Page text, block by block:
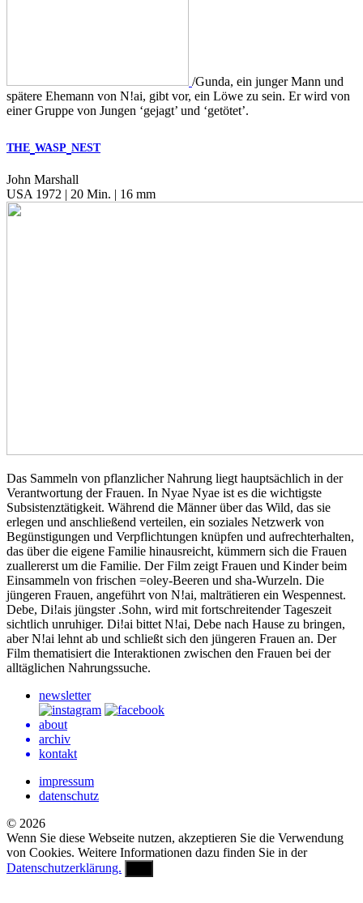
/Gunda, ein junger Mann und
spätere Ehemann von N!ai, gibt vor, ein Löwe zu sein. Er wird von
einer Gruppe von Jungen ‘gejagt’ und ‘getötet’.
THE WASP NEST
John Marshall
USA 1972 | 20 Min. | 16 mm
Das Sammeln von pflanzlicher Nahrung liegt hauptsächlich in der
Verantwortung der Frauen. In Nyae Nyae ist es die wichtigste
Subsistenztätigkeit. Während die Männer über das Wild, das sie
erlegen und anschließend verteilen, ein soziales Netzwerk von
Begünstigungen und Verpflichtungen knüpfen und aufrechterhalten,
das über die eigene Familie hinausreicht, kümmern sich die Frauen
zuallererst um die Familie. Der Film zeigt Frauen und Kinder beim
Einsammeln von frischen =oley-Beeren und sha-Wurzeln. Die
jüngeren Frauen, angeführt von N!ai, malträtieren ein Wespennest.
Debe, Di!ais jüngster .Sohn, wird mit fortschreitender Tageszeit
sichtlich unruhiger. Di!ai bittet N!ai, Debe nach Hause zu bringen,
aber N!ai lehnt ab und schließt sich den jüngeren Frauen an. Der
Film thematisiert die Interaktionen zwischen den Frauen bei der
alltäglichen Nahrungssuche.
newsletter
about
archiv
kontakt
impressum
datenschutz
© 2026
Wenn Sie diese Webseite nutzen, akzeptieren Sie die Verwendung
von Cookies. Weitere Informationen dazu finden Sie in der
Datenschutzerklärung.